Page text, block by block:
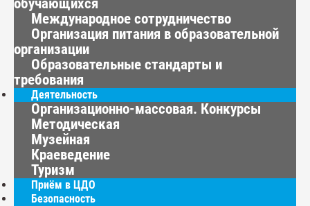
обучающихся
Международное сотрудничество
Организация питания в образовательной
организации
Образовательные стандарты и
требования
Деятельность
Организационно-массовая. Конкурсы
Методическая
Музейная
Краеведение
Туризм
Приём в ЦДО
Безопасность